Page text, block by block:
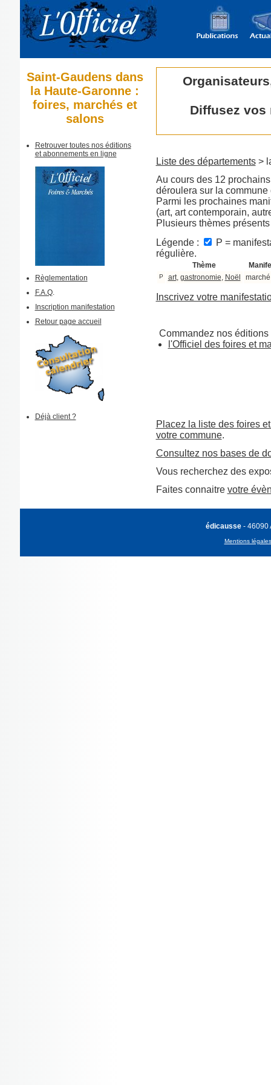
Saint-Gaudens dans
la Haute-Garonne :
foires, marchés et
salons
Retrouver toutes nos éditions
et abonnements en ligne
Règlementation
F.A.Q.
Inscription manifestation
Retour page accueil
Déjà client ?
Diffusez vos
Liste des départements>
Au cours des 12
déroulera sur la
Parmi les prochaines
(art, art contemporain,
Plusieurs thèmes
Légende :
P =
régulière.
Thème
P art, gastronomie, Noël
Inscrivez votre
Commandez nos éditions
l'Officiel des foires et
Placez la liste des foires
votre commune.
Consultez nos bases de
Vous recherchez des
Faites connaitre votre
édicausse - 46090
Mentions légales